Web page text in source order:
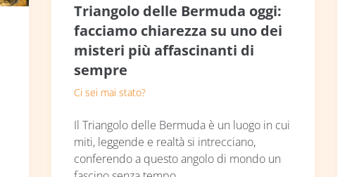
Triangolo delle Bermuda oggi:
facciamo chiarezza su uno dei
misteri più affascinanti di
sempre
Ci sei mai stato?
Il Triangolo delle Bermuda è un luogo in cui
miti, leggende e realtà si intrecciano,
conferendo a questo angolo di mondo un